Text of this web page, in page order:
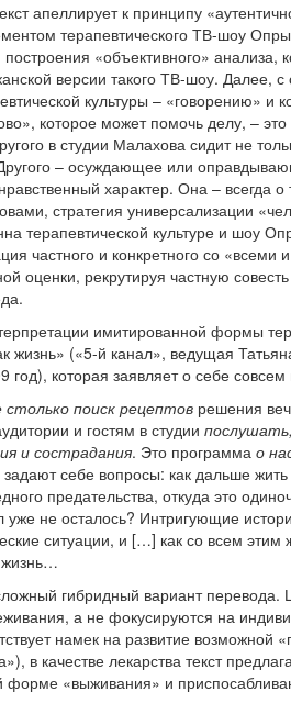
апеллирует к принципу
терапевтического ТВ-шоу
«объективного» анализа,
версии такого ТВ-шоу. Далее, с
культуры – «говорению» и
которое может помочь делу, – это
в студии Малахова сидит не
– осуждающее или
характер. Она – всегда
стратегия универсализации
терапевтической культуре и шоу
частного и конкретного со «всеми
оценки, рекрутируя частную
имитированной формы
жизнь» («5-й канал», ведущая
год), которая заявляет о себе
столько поиск рецептов решения
и гостям в студии
и сострадания. Это программа о
себе вопросы: как дальше
предательства, откуда это
уже не осталось? Интригующие
ситуации, и […] как со всем
жизнь…
гибридный вариант
а не фокусируются на
намек на развитие возможной
в качестве лекарства текст
форме «выживания» и